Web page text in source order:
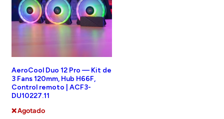
AeroCool Duo 12 Pro — Kit de
3 Fans 120mm, Hub H66F,
Control remoto | ACF3-
DU10227.11
❌ Agotado